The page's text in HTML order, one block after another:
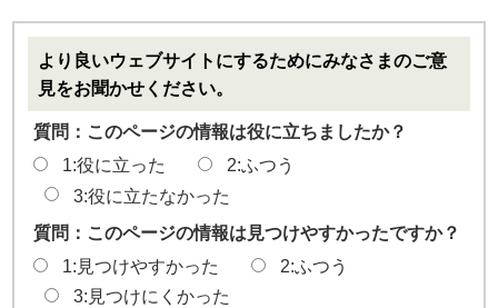
より良いウェブサイトにするためにみなさまのご意
見をお聞かせください。
質問：このページの情報は役に立ちましたか？
1:役に立った
2:ふつう
3:役に立たなかった
質問：このページの情報は見つけやすかったですか？
1:見つけやすかった
2:ふつう
3:見つけにくかった